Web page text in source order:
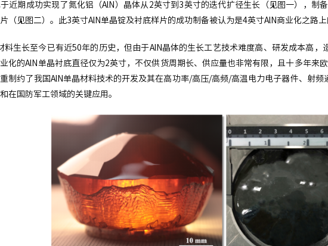
近期成功实现了氮化铝（AlN）晶体从2英寸到3英寸的迭代扩径生长（见图一），制
（见图二）。此3英寸AlN单晶锭及衬底样片的成功制备被认为是4英寸AlN商业化之路上
料生长至今已有近50年的历史，但由于AlN晶体的生长工艺技术难度高、研发成本高，
化的AlN单晶衬底直径仅为2英寸，不仅供货周期长、供应量也非常有限，且十多年来
制约了我国AlN单晶材料技术的开发及其在高功率/高压/高频/高温电力电子器件、射
在国防军工领域的关键应用。